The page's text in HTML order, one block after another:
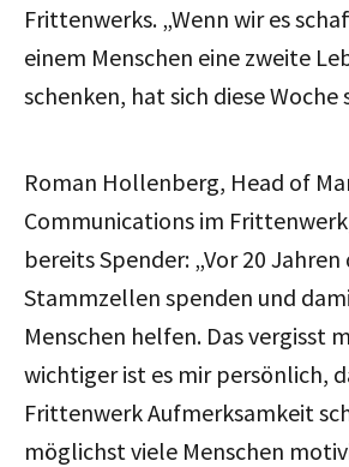
Frittenwerks. „Wenn wir es
einem Menschen eine zweite
schenken, hat sich diese Woche
Roman Hollenberg, Head of
Communications im
bereits Spender: „Vor 20
Stammzellen spenden und
Menschen helfen. Das vergisst
wichtiger ist es mir persönlich,
Frittenwerk Aufmerksamkeit
möglichst viele Menschen